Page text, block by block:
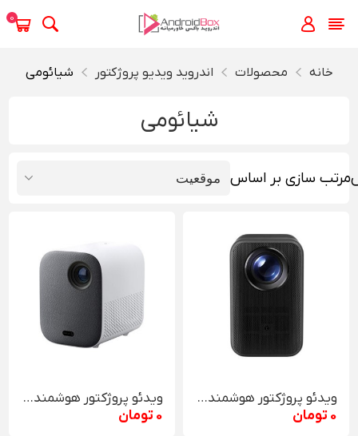
0
خانه محصولات اندروید ویدیو پروژکتور شیائومی
شیائومی
مرتب سازی بر اساس
ویدئو پروژکتور هوشمند شیائومی L1 Pro
0 تومان
ویدئو پروژکتور هوشمند شیائومی 2
0 تومان